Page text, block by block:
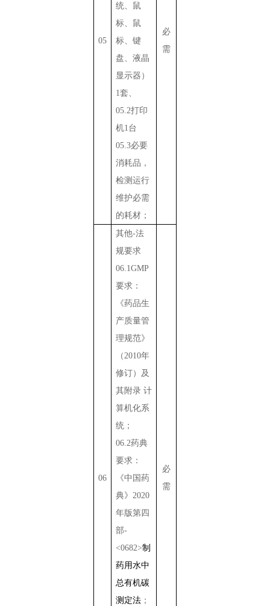
05
统、鼠
标、鼠
标、键
盘、液晶
显示器）
1套、
05.2打印
机1台
05.3必要
消耗品，
检测运行
维护必需
的耗材；
必
需
06
其他-法
规要求
06.1GMP
要求：
《药品生
产质量管
理规范》
（2010年
修订）及
其附录 计
算机化系
统；
06.2药典
要求：
《中国药
典》 2020
年版第四
部-
<0682>制
药用水中
总有机碳
测定法 ；
必
需